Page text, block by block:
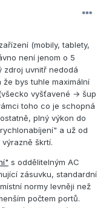
(mobily, tablety,
není jenom o 5
zdroj uvnitř nedodá
bys tuhle maximální
vyšťavené → šup
toho co je schopná
plný výkon do
a už od
škrtí.
s oddělitelným AC
zásuvku, standardní
normy levněji než
počtem portů.